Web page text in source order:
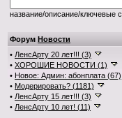
название/описание/ключевые
Форум Новости
• ЛенсАрту 20 лет!!! (3)
• ХОРОШИЕ НОВОСТИ (1)
• Новое: Админ: абонплата (67)
• Модерировать? (1181)
• ЛенсАрту 15 лет!!! (3)
• ЛенсАрту 10 лет! (11)